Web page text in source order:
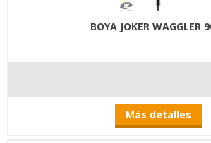
BOYA JOKER WAGGLER
Más detalles